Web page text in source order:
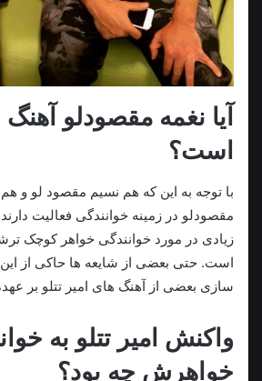
آیا نغمه مقصودلو آهنگ
است؟
با توجه به این که هم نسیم مقصود لو و
مقصودلو در زمینه خوانندگی فعالیت‌
زیادی در مورد خوانندگی خواهر کوچک
است. حتی بعضی از شایعه ها حاکی از
سازی بعضی از آهنگ های امیر تتلو بر
واکنش امیر تتلو به
خواهرش چه بود؟